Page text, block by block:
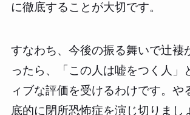
に徹底することが大切です。
すなわち、今後の振る舞いで辻褄
ったら、「この人は嘘をつく人」
ィブな評価を受けるわけです。や
底的に閉所恐怖症を演じ切りまし